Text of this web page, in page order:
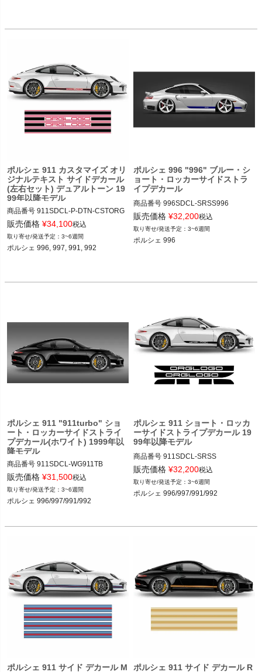
ポルシェ 911 カスタマイズ オリ
ジナルテキスト サイドデカール
(左右セット) デュアルトーン 19
99年以降モデル
商品番号 911SDCL-P-DTN-CSTORG
911SDCL-PRSCH-DULTN-CSTMOR
G
12ADS SKU: 無
販売価格 ¥34,100税込
3~6週間
ポルシェ 996, 997, 991, 992
ポルシェ 996 "996" ブルー・シ
ョート・ロッカーサイドストラ
イプデカール
商品番号 996SDCL-SRSS996
AutodesigのRasaに直接オーダー
ポルシェ 996/997/991/992
販売価格 ¥32,200税込
3~6週間
ポルシェ 996
ポルシェ 911 "911turbo" ショ
ート・ロッカーサイドストライ
プデカール(ホワイト) 1999年以
降モデル
商品番号 911SDCL-WG911TB
特注品。要メール発注(2025/6/17)：畠
12ADS SKU: 無
ONE COLOR
販売価格 ¥31,500税込
3~6週間
ポルシェ 996/997/991/992
ポルシェ 911 ショート・ロッカ
ーサイドストライプデカール 19
99年以降モデル
商品番号 911SDCL-SRSS
12ADS SKU: 無
SHORT ROCKER SIDE STRIPES IN
ONE COLOR
販売価格 ¥32,200税込
3~6週間
ポルシェ 996/997/991/992
ポルシェ 911 サイド デカール M ポルシェ 911 サイド デカール R